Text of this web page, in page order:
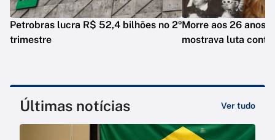
Petrobras lucra R$ 52,4 bilhões no 2º
trimestre
Morre aos 26 anos
mostrava luta
Últimas notícias Ver tudo